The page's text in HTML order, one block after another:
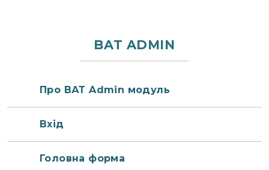
BAT ADMIN
Про ВАТ Admin модуль
Вхід
Головна форма